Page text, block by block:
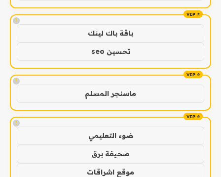
!
باقة باك لينك
تحسين seo
!
ماسنجر المسلم
!
ضوء التعليمي
صحيفة برق
موقع اشراقات